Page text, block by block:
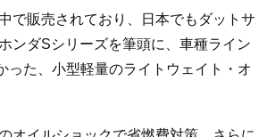
で販売されており、日本でもダットサ
ンダSシリーズを筆頭に、車種ライン
った、小型軽量のライトウェイト・オ